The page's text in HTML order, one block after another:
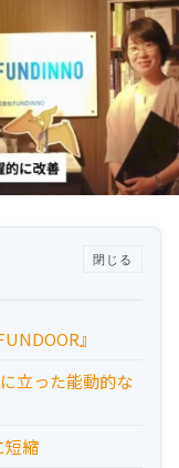
』
立った能動的な
短縮
閉じる